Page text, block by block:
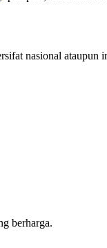
nasional ataupun
berharga.